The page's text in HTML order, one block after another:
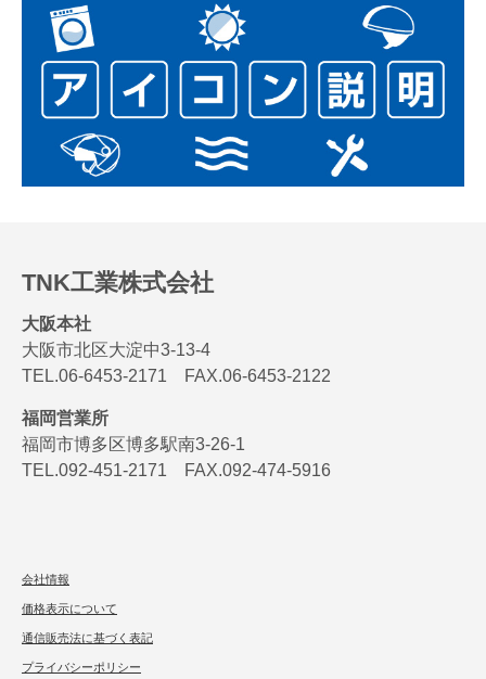
TNK工業株式会社
大阪本社
大阪市北区大淀中3-13-4
TEL.06-6453-2171 FAX.06-6453-2122
福岡営業所
福岡市博多区博多駅南3-26-1
TEL.092-451-2171 FAX.092-474-5916
会社情報
価格表示について
通信販売法に基づく表記
プライバシーポリシー